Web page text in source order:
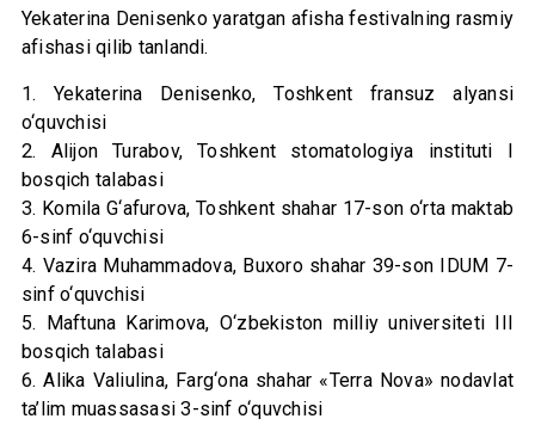
Yekaterina Denisenko yaratgan afisha festivalning rasmiy
afishasi qilib tanlandi.
1. Yekaterina Denisenko, Toshkent fransuz alyansi
o‘quvchisi
2. Alijon Turabov, Toshkent stomatologiya instituti I
bosqich talabasi
3. Komila G‘afurova, Toshkent shahar 17-son o‘rta maktab
6-sinf o‘quvchisi
4. Vazira Muhammadova, Buxoro shahar 39-son IDUM 7-
sinf o‘quvchisi
5. Maftuna Karimova, O‘zbekiston milliy universiteti III
bosqich talabasi
6. Alika Valiulina, Farg‘ona shahar «Terra Nova» nodavlat
ta’lim muassasasi 3-sinf o‘quvchisi